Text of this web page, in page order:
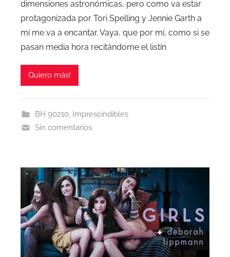
dimensiones astronómicas, pero como va estar
protagonizada por Tori Spelling y Jennie Garth a
mí me va a encantar. Vaya, que por mí, como si se
pasan media hora recitándome el listín
Quiero más!
BH 90210, Imprescindibles
Sin comentarios